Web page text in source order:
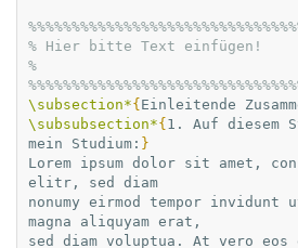
% Hier bitte Text einfügen!
%
\subsection*{ Einleitende
\subsubsection*{ 1. Auf diesem
mein Studium: }
Lorem ipsum dolor sit amet,
elitr, sed diam
nonumy eirmod tempor
magna aliquyam erat,
sed diam voluptua. At vero eos